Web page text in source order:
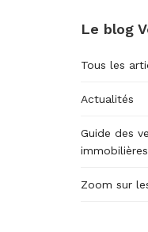
Le blog
Tous les
Actualités
Guide des
immobilières
Zoom sur